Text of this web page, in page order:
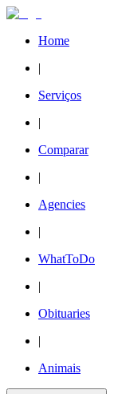
Home
|
Serviços
|
Comparar
|
Agencies
|
WhatToDo
|
Obituaries
|
Animais